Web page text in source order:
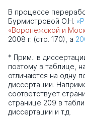
В процессе
Бурмистровой О.Н.
«Воронежской и
2008 г. (стр. 170), а
* Прим.: в
поэтому в таблице,
отличаются на одну
диссертации.
соответствует
странице 209 в
диссертации и т.д.